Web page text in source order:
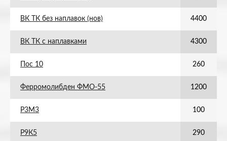
ВК ТК без наплавок (нов) 4400
ВК ТК с наплавками 4300
Пос 10 260
Ферромолибден ФМО-55 1200
Р3М3 100
Р9К5 290